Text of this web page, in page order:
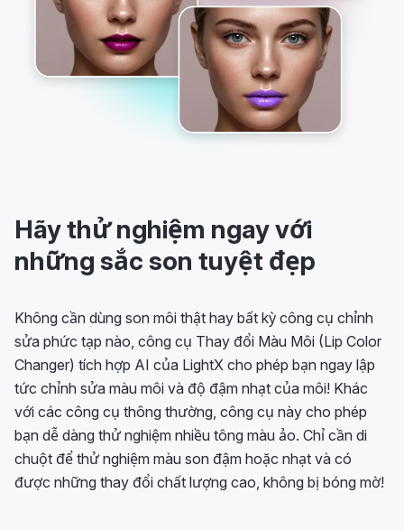
Hãy thử nghiệm ngay với
những sắc son tuyệt đẹp
Không cần dùng son môi thật hay bất kỳ công cụ chỉnh
sửa phức tạp nào, công cụ Thay đổi Màu Môi (Lip Color
Changer) tích hợp AI của LightX cho phép bạn ngay lập
tức chỉnh sửa màu môi và độ đậm nhạt của môi! Khác
với các công cụ thông thường, công cụ này cho phép
bạn dễ dàng thử nghiệm nhiều tông màu ảo. Chỉ cần di
chuột để thử nghiệm màu son đậm hoặc nhạt và có
được những thay đổi chất lượng cao, không bị bóng mờ!